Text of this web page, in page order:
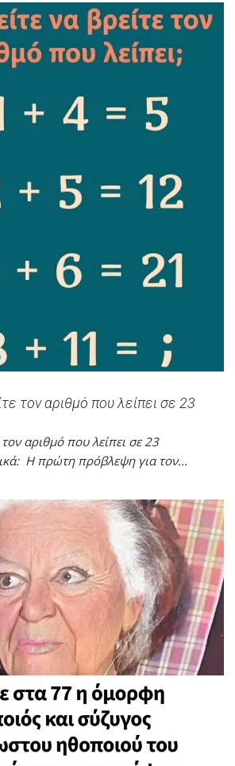
τον αριθμό που λείπει σε 23
αριθμό που λείπει σε 23
Η πρώτη πρόβλεψη για τον...